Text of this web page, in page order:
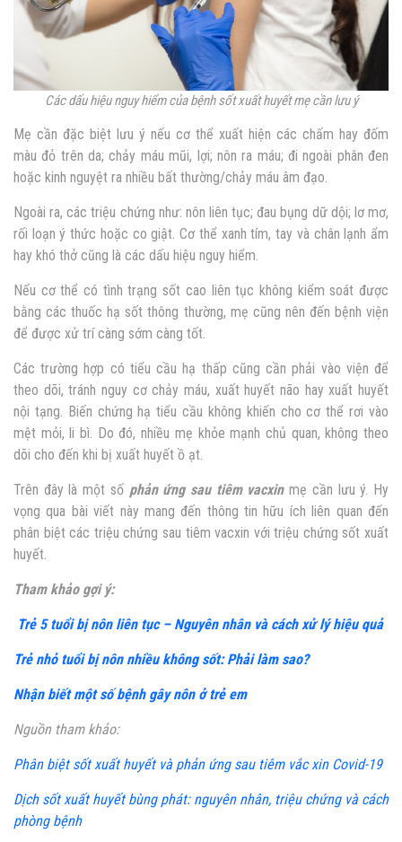
Các dấu hiệu nguy hiểm của bệnh sốt xuất huyết mẹ cần lưu ý
Mẹ cần đặc biệt lưu ý nếu cơ thể xuất hiện các chấm hay đốm
màu đỏ trên da; chảy máu mũi, lợi; nôn ra máu; đi ngoài phân đen
hoặc kinh nguyệt ra nhiều bất thường/chảy máu âm đạo.
Ngoài ra, các triệu chứng như: nôn liên tục; đau bụng dữ dội; lơ mơ,
rối loạn ý thức hoặc co giật. Cơ thể xanh tím, tay và chân lạnh ẩm
hay khó thở cũng là các dấu hiệu nguy hiểm.
Nếu cơ thể có tình trạng sốt cao liên tục không kiểm soát được
bằng các thuốc hạ sốt thông thường, mẹ cũng nên đến bệnh viện
để được xử trí càng sớm càng tốt.
Các trường hợp có tiểu cầu hạ thấp cũng cần phải vào viện để
theo dõi, tránh nguy cơ chảy máu, xuất huyết não hay xuất huyết
nội tạng. Biến chứng hạ tiểu cầu không khiến cho cơ thể rơi vào
mệt mỏi, li bì. Do đó, nhiều mẹ khỏe mạnh chủ quan, không theo
dõi cho đến khi bị xuất huyết ồ ạt.
Trên đây là một số phản ứng sau tiêm vacxinmẹ cần lưu ý. Hy
vọng qua bài viết này mang đến thông tin hữu ích liên quan đến
phân biệt các triệu chứng sau tiêm vacxin với triệu chứng sốt xuất
huyết.
Tham khảo gợi ý:
Trẻ 5 tuổi bị nôn liên tục – Nguyên nhân và cách xử lý hiệu quả
Trẻ nhỏ tuổi bị nôn nhiều không sốt: Phải làm sao?
Nhận biết một số bệnh gây nôn ở trẻ em
Nguồn tham khảo:
Phân biệt sốt xuất huyết và phản ứng sau tiêm vắc xin Covid-19
Dịch sốt xuất huyết bùng phát: nguyên nhân, triệu chứng và cách
phòng bệnh